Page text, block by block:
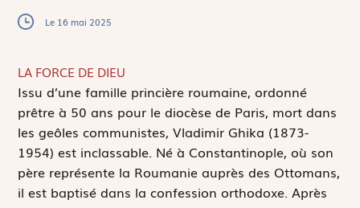
Le 16 mai 2025
LA FORCE DE DIEU
Issu d’une famille princière roumaine, ordonné
prêtre à 50 ans pour le diocèse de Paris, mort dans
les geôles communistes, Vladimir Ghika (1873-
1954) est inclassable. Né à Constantinople, où son
père représente la Roumanie auprès des Ottomans,
il est baptisé dans la confession orthodoxe. Après